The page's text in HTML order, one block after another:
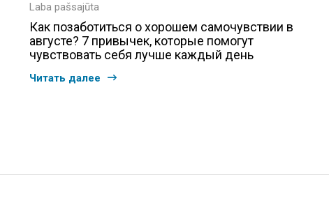
Laba pašsajūta
Как позаботиться о хорошем самочувствии в
августе? 7 привычек, которые помогут
чувствовать себя лучше каждый день
Читать далее